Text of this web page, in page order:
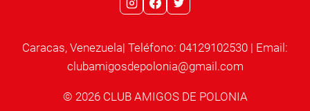
Caracas, Venezuela| Teléfono: 04129102530 | Email:
clubamigosdepolonia@gmail.com
© 2026 CLUB AMIGOS DE POLONIA